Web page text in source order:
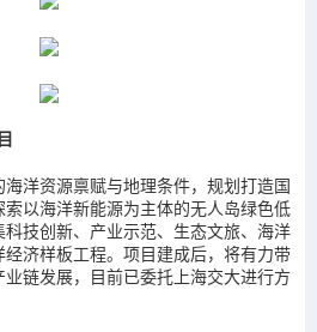
洋资源禀赋与地理条件，规划打造国
以海洋新能源为主体的无人岛绿色低
技创新、产业示范、生态文旅、海洋
济样板工程。项目建成后，将有力带
链发展，目前已委托上海交大进行方